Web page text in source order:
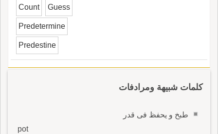
Count Guess
Predetermine
Predestine
كلمات شبيهة ومرادفات
طبخ و يحفظ فى قدر
pot